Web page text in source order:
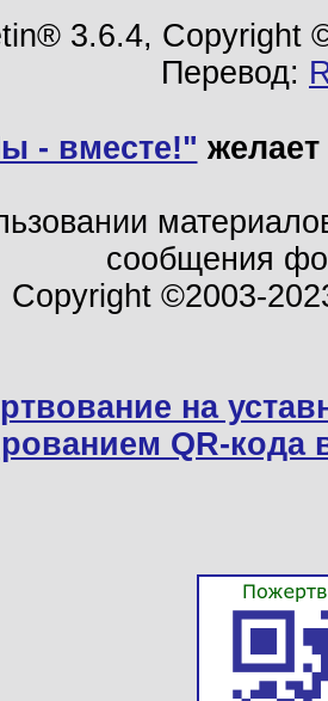
3.6.4, Copyright
Перевод:
- вместе!"
сообщения
Copyright ©2003-
на
QR-